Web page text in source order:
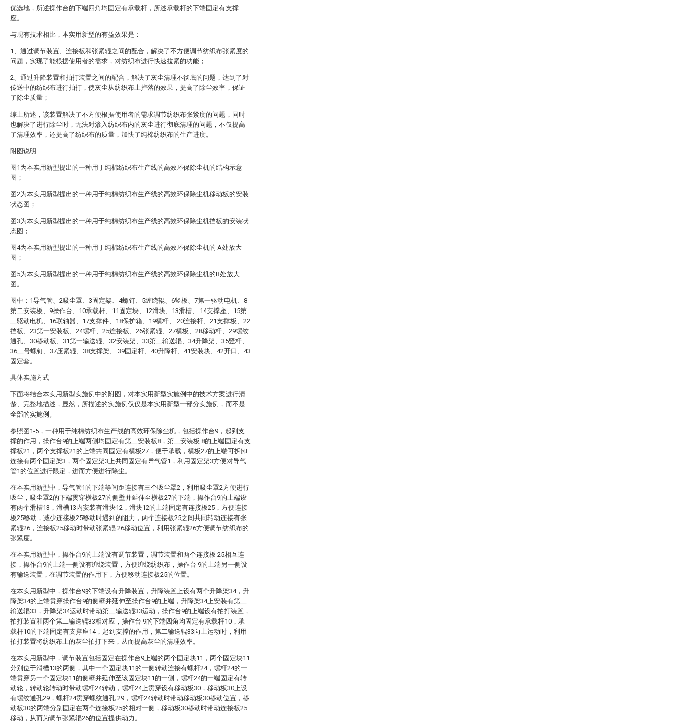
优选地，所述操作台的下端四角均固定有承载杆，所述承载杆的下端固定有支撑
座。
与现有技术相比，本实用新型的有益效果是：
1、通过调节装置、连接板和张紧辊之间的配合，解决了不方便调节纺织布张紧度的
问题，实现了能根据使用者的需求，对纺织布进行快速拉紧的功能；
2、通过升降装置和拍打装置之间的配合，解决了灰尘清理不彻底的问题，达到了对
传送中的纺织布进行拍打，使灰尘从纺织布上掉落的效果，提高了除尘效率，保证
了除尘质量；
综上所述，该装置解决了不方便根据使用者的需求调节纺织布张紧度的问题，同时
也解决了进行除尘时，无法对渗入纺织布内的灰尘进行彻底清理的问题，不仅提高
了清理效率，还提高了纺织布的质量，加快了纯棉纺织布的生产进度。
附图说明
图1为本实用新型提出的一种用于纯棉纺织布生产线的高效环保除尘机的结构示意
图；
图2为本实用新型提出的一种用于纯棉纺织布生产线的高效环保除尘机移动板的安装
状态图；
图3为本实用新型提出的一种用于纯棉纺织布生产线的高效环保除尘机挡板的安装状
态图；
图4为本实用新型提出的一种用于纯棉纺织布生产线的高效环保除尘机的 A处放大
图；
图5为本实用新型提出的一种用于纯棉纺织布生产线的高效环保除尘机的B处放大
图。
图中：1导气管、2吸尘罩、3固定架、4螺钉、5缠绕辊、6竖板、7第一驱动电机、8
第二安装板、9操作台、10承载杆、11固定块、12滑块、13滑槽、 14支撑座、15第
二驱动电机、16联轴器、17支撑件、18保护箱、19横杆、 20连接杆、21支撑板、22
挡板、23第一安装板、24螺杆、25连接板、26张紧辊、27横板、28移动杆、29螺纹
通孔、30移动板、31第一输送辊、32安装架、33第二输送辊、34升降架、35竖杆、
36二号螺钉、37压紧辊、38支撑架、 39固定杆、40升降杆、41安装块、42开口、43
固定套。
具体实施方式
下面将结合本实用新型实施例中的附图，对本实用新型实施例中的技术方案进行清
楚、完整地描述，显然，所描述的实施例仅仅是本实用新型一部分实施例，而不是
全部的实施例。
参照图1-5，一种用于纯棉纺织布生产线的高效环保除尘机，包括操作台9，起到支
撑的作用，操作台9的上端两侧均固定有第二安装板8，第二安装板 8的上端固定有支
撑板21，两个支撑板21的上端共同固定有横板27，便于承载，横板27的上端可拆卸
连接有两个固定架3，两个固定架3上共同固定有导气管1，利用固定架3方便对导气
管1的位置进行限定，进而方便进行除尘。
在本实用新型中，导气管1的下端等间距连接有三个吸尘罩2，利用吸尘罩2方便进行
吸尘，吸尘罩2的下端贯穿横板27的侧壁并延伸至横板27的下端，操作台9的上端设
有两个滑槽13，滑槽13内安装有滑块12，滑块12的上端固定有连接板25，方便连接
板25移动，减少连接板25移动时遇到的阻力，两个连接板25之间共同转动连接有张
紧辊26，连接板25移动时带动张紧辊 26移动位置，利用张紧辊26方便调节纺织布的
张紧度。
在本实用新型中，操作台9的上端设有调节装置，调节装置和两个连接板 25相互连
接，操作台9的上端一侧设有缠绕装置，方便缠绕纺织布，操作台 9的上端另一侧设
有输送装置，在调节装置的作用下，方便移动连接板25的位置。
在本实用新型中，操作台9的下端设有升降装置，升降装置上设有两个升降架34，升
降架34的上端贯穿操作台9的侧壁并延伸至操作台9的上端，升降架34上安装有第二
输送辊33，升降架34运动时带动第二输送辊33运动，操作台9的上端设有拍打装置，
拍打装置和两个第二输送辊33相对应，操作台 9的下端四角均固定有承载杆10，承
载杆10的下端固定有支撑座14，起到支撑的作用，第二输送辊33向上运动时，利用
拍打装置将纺织布上的灰尘拍打下来，从而提高灰尘的清理效率。
在本实用新型中，调节装置包括固定在操作台9上端的两个固定块11，两个固定块11
分别位于滑槽13的两侧，其中一个固定块11的一侧转动连接有螺杆24，螺杆24的一
端贯穿另一个固定块11的侧壁并延伸至该固定块11的一侧，螺杆24的一端固定有转
动轮，转动轮转动时带动螺杆24转动，螺杆24上贯穿设有移动板30，移动板30上设
有螺纹通孔29，螺杆24贯穿螺纹通孔 29，螺杆24转动时带动移动板30移动位置，移
动板30的两端分别固定在两个连接板25的相对一侧，移动板30移动时带动连接板25
移动，从而为调节张紧辊26的位置提供动力。